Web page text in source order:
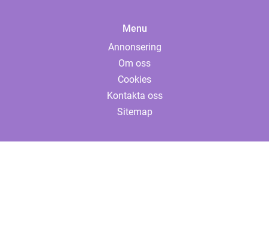
Menu
Annonsering
Om oss
Cookies
Kontakta oss
Sitemap